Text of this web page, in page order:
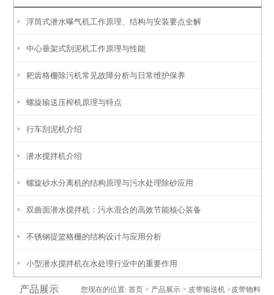
浮筒式潜水曝气机工作原理、结构与安装要点全解
中心垂架式刮泥机工作原理与性能
耙齿格栅除污机常见故障分析与日常维护保养
螺旋输送压榨机原理与特点
行车刮泥机介绍
潜水搅拌机介绍
螺旋砂水分离机的结构原理与污水处理除砂应用
双曲面潜水搅拌机：污水混合的高效节能核心装备
不锈钢提篮格栅的结构设计与应用分析
小型潜水搅拌机在水处理行业中的重要作用
产品展示 您现在的位置: 首页> 产品展示> 皮带输送机>皮带物料